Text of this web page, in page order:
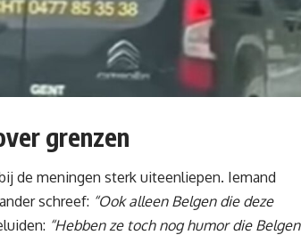
grenzen
de meningen sterk uiteenliepen. Iemand
schreef: “Ook alleen Belgen die deze
“Hebben ze toch nog humor die Belgen